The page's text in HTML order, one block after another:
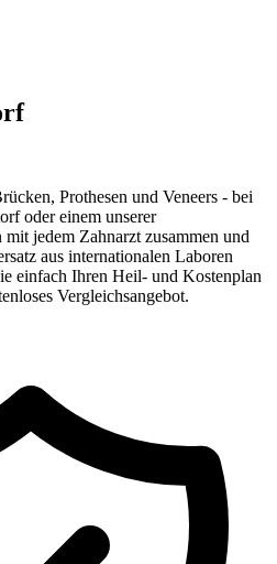
Prothesen und Veneers - bei
oder einem unserer
jedem Zahnarzt zusammen und
aus internationalen Laboren
einfach Ihren Heil- und Kostenplan
Vergleichsangebot.